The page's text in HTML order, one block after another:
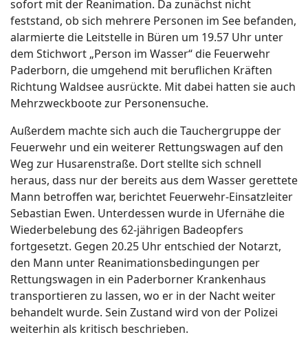
sofort mit der Reanimation. Da zunächst nicht
feststand, ob sich mehrere Personen im See befanden,
alarmierte die Leitstelle in Büren um 19.57 Uhr unter
dem Stichwort „Person im Wasser“ die Feuerwehr
Paderborn, die umgehend mit beruflichen Kräften
Richtung Waldsee ausrückte. Mit dabei hatten sie auch
Mehrzweckboote zur Personensuche.
Außerdem machte sich auch die Tauchergruppe der
Feuerwehr und ein weiterer Rettungswagen auf den
Weg zur Husarenstraße. Dort stellte sich schnell
heraus, dass nur der bereits aus dem Wasser gerettete
Mann betroffen war, berichtet Feuerwehr-Einsatzleiter
Sebastian Ewen. Unterdessen wurde in Ufernähe die
Wiederbelebung des 62-jährigen Badeopfers
fortgesetzt. Gegen 20.25 Uhr entschied der Notarzt,
den Mann unter Reanimationsbedingungen per
Rettungswagen in ein Paderborner Krankenhaus
transportieren zu lassen, wo er in der Nacht weiter
behandelt wurde. Sein Zustand wird von der Polizei
weiterhin als kritisch beschrieben.